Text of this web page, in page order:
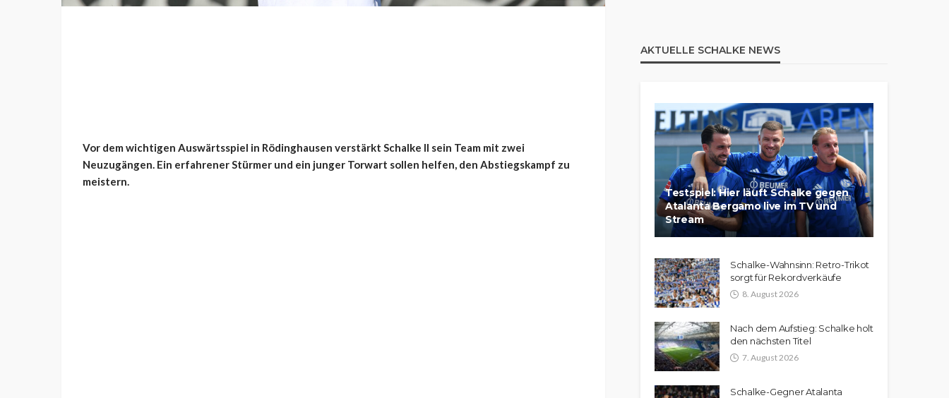
Vor dem wichtigen Auswärtsspiel in Rödinghausen verstärkt Schalke II sein Team mit zwei
Neuzugängen. Ein erfahrener Stürmer und ein junger Torwart sollen helfen, den Abstiegskampf zu
meistern.
AKTUELLE SCHALKE NEWS
Testspiel: Hier läuft Schalke gegen
Atalanta Bergamo live im TV und
Stream
Schalke-Wahnsinn: Retro-Trikot
sorgt für Rekordverkäufe
8. August 2026
Nach dem Aufstieg: Schalke holt
den nächsten Titel
7. August 2026
Schalke-Gegner Atalanta